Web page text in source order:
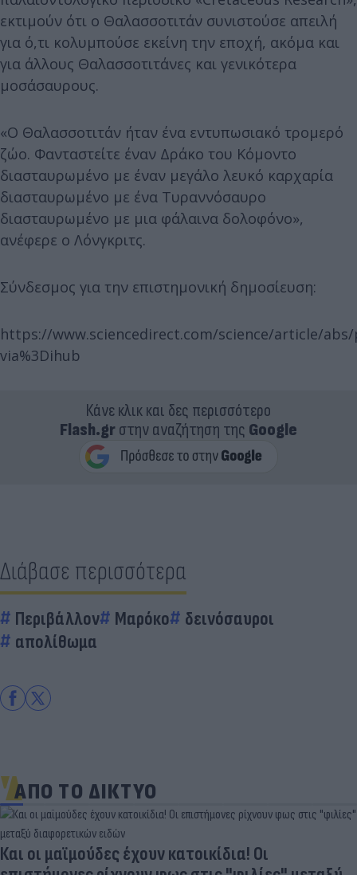
εκτιμούν ότι ο Θαλασσοτιτάν συνιστούσε απειλή
για ό,τι κολυμπούσε εκείνη την εποχή, ακόμα και
για άλλους Θαλασσοτιτάνες και γενικότερα
μοσάσαυρους.
«Ο Θαλασσοτιτάν ήταν ένα εντυπωσιακό τρομερό
ζώο. Φανταστείτε έναν Δράκο του Κόμοντο
διασταυρωμένο με έναν μεγάλο λευκό καρχαρία
διασταυρωμένο με ένα Τυραννόσαυρο
διασταυρωμένο με μια φάλαινα δολοφόνο»,
ανέφερε ο Λόνγκριτς.
Σύνδεσμος για την επιστημονική δημοσίευση:
https://www.sciencedirect.com/science/article/abs/
via%3Dihub
Κάνε κλικ και δες περισσότερο
Flash.grστην αναζήτηση της Google
Διάβασε περισσότερα
Περιβάλλον Μαρόκο
δεινόσαυροι
απολίθωμα
ΑΠΟ ΤΟ ΔΙΚΤΥΟ
Και οι μαϊμούδες έχουν κατοικίδια! Οι